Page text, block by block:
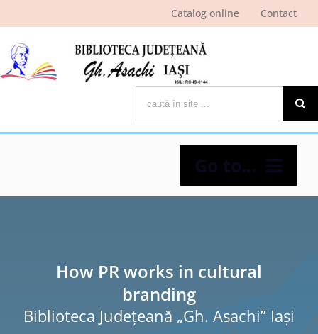
Catalog online Contact
Go to...
How PR works in cultural
branding
Biblioteca Judeţeană „Gh. Asachi” Iaşi